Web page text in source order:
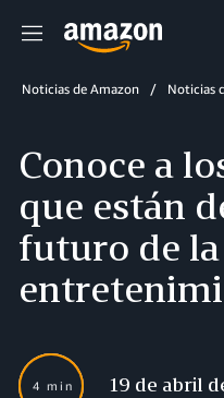
Menú
Noticias de Amazon Noticias
Conoce a
que están
futuro de
4 min 19 de abril